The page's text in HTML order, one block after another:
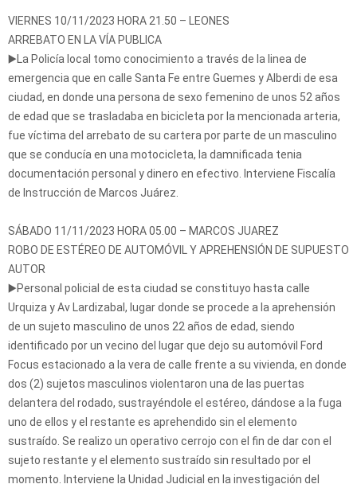
VIERNES 10/11/2023 HORA 21.50 – LEONES
ARREBATO EN LA VÍA PUBLICA
▶️La Policía local tomo conocimiento a través de la linea de
emergencia que en calle Santa Fe entre Guemes y Alberdi de esa
ciudad, en donde una persona de sexo femenino de unos 52 años
de edad que se trasladaba en bicicleta por la mencionada arteria,
fue víctima del arrebato de su cartera por parte de un masculino
que se conducía en una motocicleta, la damnificada tenia
documentación personal y dinero en efectivo. Interviene Fiscalía
de Instrucción de Marcos Juárez.
SÁBADO 11/11/2023 HORA 05.00 – MARCOS JUAREZ
ROBO DE ESTÉREO DE AUTOMÓVIL Y APREHENSIÓN DE SUPUESTO
AUTOR
▶️Personal policial de esta ciudad se constituyo hasta calle
Urquiza y Av Lardizabal, lugar donde se procede a la aprehensión
de un sujeto masculino de unos 22 años de edad, siendo
identificado por un vecino del lugar que dejo su automóvil Ford
Focus estacionado a la vera de calle frente a su vivienda, en donde
dos (2) sujetos masculinos violentaron una de las puertas
delantera del rodado, sustrayéndole el estéreo, dándose a la fuga
uno de ellos y el restante es aprehendido sin el elemento
sustraído. Se realizo un operativo cerrojo con el fin de dar con el
sujeto restante y el elemento sustraído sin resultado por el
momento. Interviene la Unidad Judicial en la investigación del